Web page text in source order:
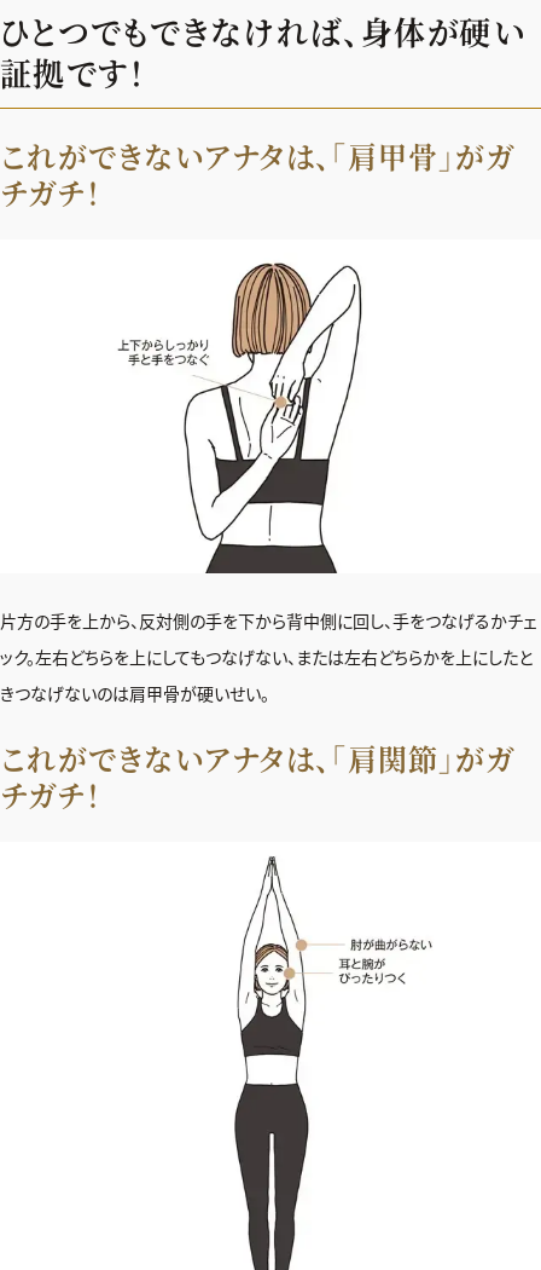
2026年9月号
SHOPPING
売れ筋ランキング
エクラ掲載品
FOLLOW US
ファッション、ライフスタイル、
そしてエクラの美意識を、SNSで発信していま
ひとつでもできなければ、身体が硬い
証拠です！
これができないアナタは、「肩甲骨」がガ
チガチ！
片方の手を上から、反対側の手を下から背中側に回し、手をつなげるかチェ
ック。左右どちらを上にしてもつなげない、または左右どちらかを上にしたと
きつなげないのは肩甲骨が硬いせい。
これができないアナタは、「肩関節」がガ
チガチ！